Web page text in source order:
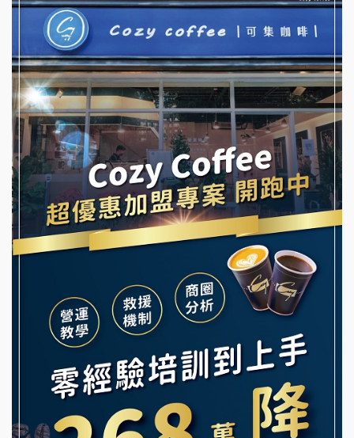
NU PASTA義大利麵加盟說明會
潮鍋癮加盟說明會
蓁伙烤倆吃加盟說明會
霏等茶加盟說明會
早安山丘加盟說明會
冰封仙果加盟說明會
Ramble Café 漫步藍咖啡加盟說明會
微風亭鐵板燒加盟說明會
鮮茶道加盟說明會
【曉妍美妝】誠徵行政櫃檯
自助洗衣店誠徵代洗收送人員(台中市)
優握握×酸奶大獅加盟說明會
冬城門加盟說明會
拾鑶火鍋加盟說明會
阿性情趣無人販售所加盟明會
龍涎居好湯加盟說明會
舒油頭加盟說明會
韓金量加盟說明會
義氣豐發雞加盟說明會
Mr.Wish加盟說明會
白鬍泡泡 BOHO POPO加盟說明會
雞咕雞咕加盟說明會